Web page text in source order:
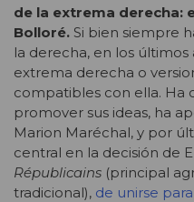
de la extrema derecha:
Bolloré. Si bien siempre
la derecha, en los últimos
extrema derecha o
compatibles con ella. Ha
promover sus ideas, ha
Marion Maréchal, y por
central en la decisión de
Républicains (principal
tradicional), de unirse